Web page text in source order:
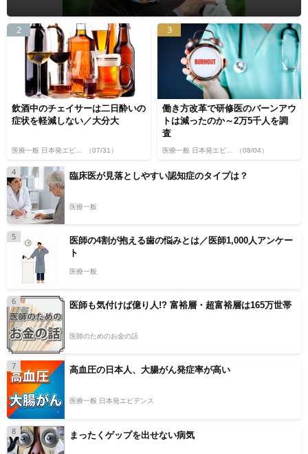
2
飲酒中のチェイサーは二日酔いの
症状を軽減しない／大分大
（07/31）
3
働き方改革で研修医のバーンアウ
トは減ったのか～2万5千人を調
査
（08/04）
4 臨床医が見落としやすい認知症のタイプは？
医療一般
5
医師の4割が抱える歯の悩みとは／医師1,000人アンケー
ト
医療一般
6 医師も気付けば億り人!? 富裕層・超富裕層は165万世帯
医師のためのお金の話
7 高血圧の日本人、大腸がん発症率が高い
医療一般 日本発エビデンス
8 まったくゲップを出せない病気